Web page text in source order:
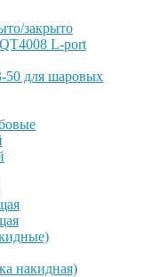
закрыто
L-port
50 для шаровых
накидная)